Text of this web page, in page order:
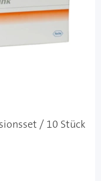
/ 10 Stück